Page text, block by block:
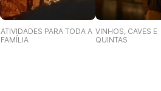
ATIVIDADES PARA TODA A
FAMÍLIA
VINHOS, CAVES E
QUINTAS